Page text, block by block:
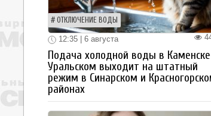
ОТКЛЮЧЕНИЕ ВОДЫ
12:35 | 6 августа
Подача холодной воды в
Уральском выходит на штатный
режим в Синарском и
районах